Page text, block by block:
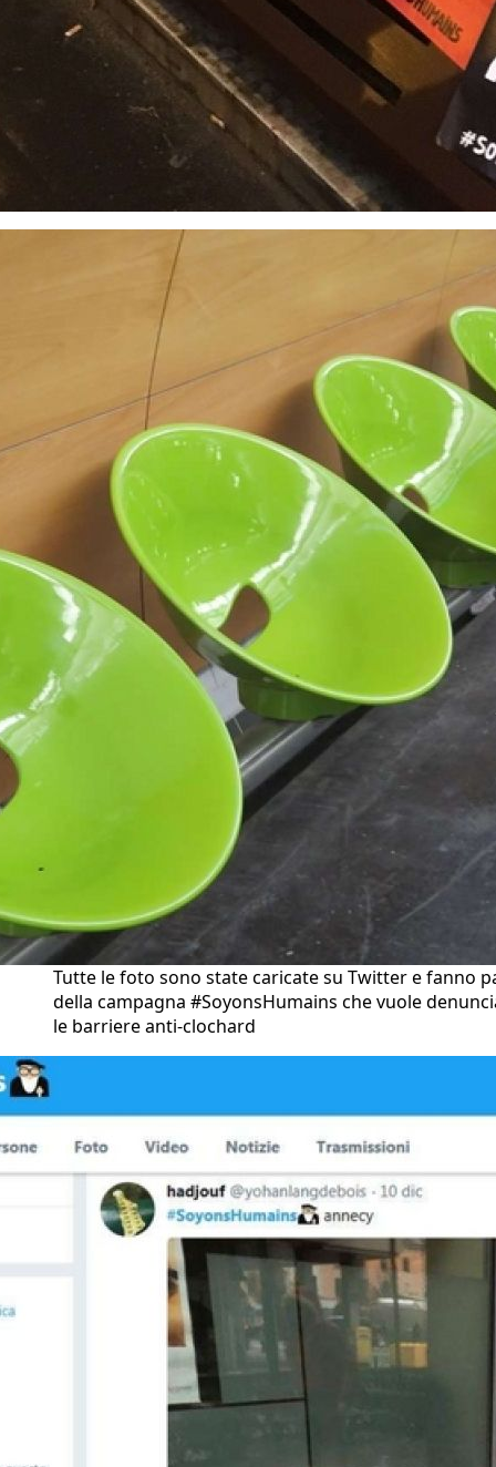
Tutte le foto sono state caricate su Twitter e fanno
della campagna #SoyonsHumains che vuole
le barriere anti-clochard